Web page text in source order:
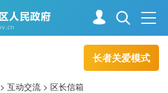
长者关爱模式
走进资阳
> 互动交流 > 区长信箱